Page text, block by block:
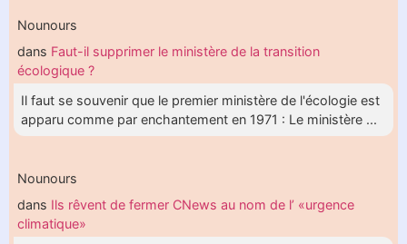
Nounours
dans Faut-il supprimer le ministère de la transition
écologique ?
Il faut se souvenir que le premier ministère de l'écologie est
apparu comme par enchantement en 1971 : Le ministère ...
Nounours
dans Ils rêvent de fermer CNews au nom de l’ «urgence
climatique»